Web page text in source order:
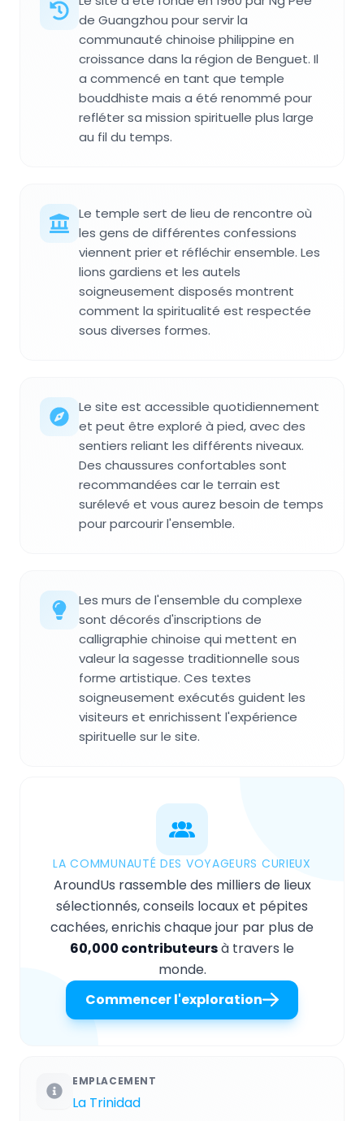
de Guangzhou pour servir la
communauté chinoise philippine en
croissance dans la région de Benguet. Il
a commencé en tant que temple
bouddhiste mais a été renommé pour
refléter sa mission spirituelle plus large
au fil du temps.
Le temple sert de lieu de rencontre où
les gens de différentes confessions
viennent prier et réfléchir ensemble. Les
lions gardiens et les autels
soigneusement disposés montrent
comment la spiritualité est respectée
sous diverses formes.
Le site est accessible quotidiennement
et peut être exploré à pied, avec des
sentiers reliant les différents niveaux.
Des chaussures confortables sont
recommandées car le terrain est
surélevé et vous aurez besoin de temps
pour parcourir l'ensemble.
Les murs de l'ensemble du complexe
sont décorés d'inscriptions de
calligraphie chinoise qui mettent en
valeur la sagesse traditionnelle sous
forme artistique. Ces textes
soigneusement exécutés guident les
visiteurs et enrichissent l'expérience
spirituelle sur le site.
LA COMMUNAUTÉ DES VOYAGEURS CURIEUX
AroundUs rassemble des milliers de lieux
sélectionnés, conseils locaux et pépites
cachées, enrichis chaque jour par plus de
60,000 contributeursà travers le
monde.
Commencer l'exploration
EMPLACEMENT
La Trinidad